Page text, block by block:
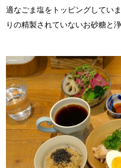
適なごま塩をトッピングしてい
りの精製されていないお砂糖と